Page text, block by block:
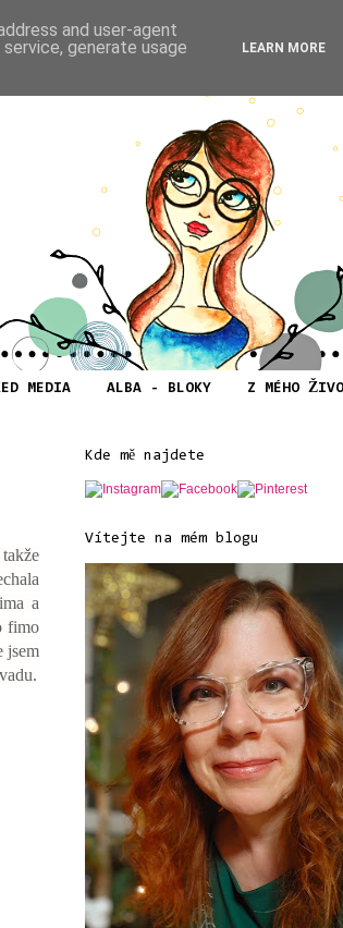
MEDIA ALBA - BLOKY Z MÉHO
a
fimo
jsem
Kde mě najdete
Vítejte na mém blogu
and user-agent
generate usage
LEARN MORE